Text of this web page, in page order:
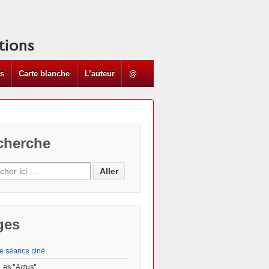
Carte blanche L’auteur @
séance ciné
"Actus"